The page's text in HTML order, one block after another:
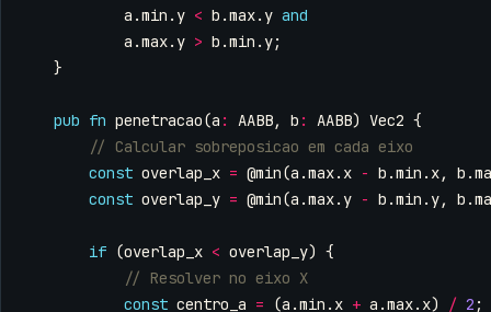
a .min . y < b .max. y and
a .max. y > b .min . y;
}
pub fn penetracao(a : AABB, b : AABB) Vec2 {
const overlap_x = @min(a .max. x - b .min . x, b .
const overlap_y = @min(a .max. y - b .min . y, b .
if (overlap_x < overlap_y) {
const centro_a = (a .min . x + a .max. x) / 2 ;